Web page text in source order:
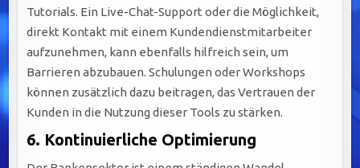
Tutorials. Ein Live-Chat-Support oder die Möglichkeit,
direkt Kontakt mit einem Kundendienstmitarbeiter
aufzunehmen, kann ebenfalls hilfreich sein, um
Barrieren abzubauen. Schulungen oder Workshops
können zusätzlich dazu beitragen, das Vertrauen der
Kunden in die Nutzung dieser Tools zu stärken.
6. Kontinuierliche Optimierung